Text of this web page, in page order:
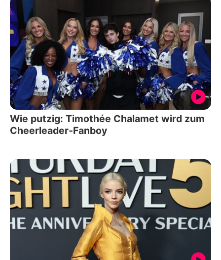
Wie putzig: Timothée Chalamet wird zum
Cheerleader-Fanboy